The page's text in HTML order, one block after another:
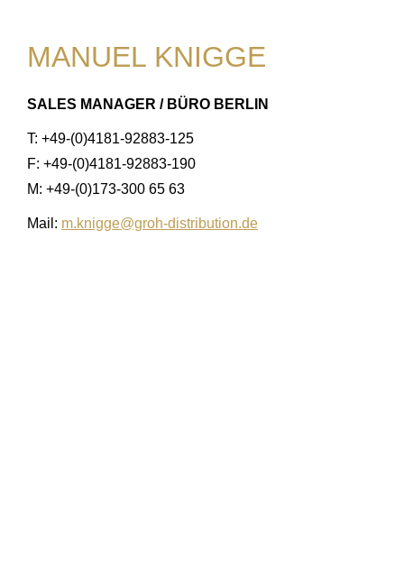
MANUEL KNIGGE
SALES MANAGER / BÜRO BERLIN
T: +49-(0)4181-92883-125
F: +49-(0)4181-92883-190
M: +49-(0)173-300 65 63
Mail: m.knigge@groh-distribution.de